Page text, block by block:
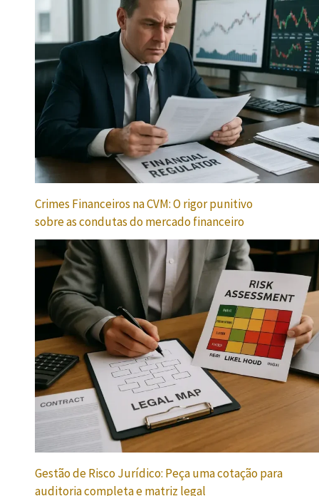
Crimes Financeiros na CVM: O rigor punitivo
sobre as condutas do mercado financeiro
Gestão de Risco Jurídico: Peça uma cotação para
auditoria completa e matriz legal